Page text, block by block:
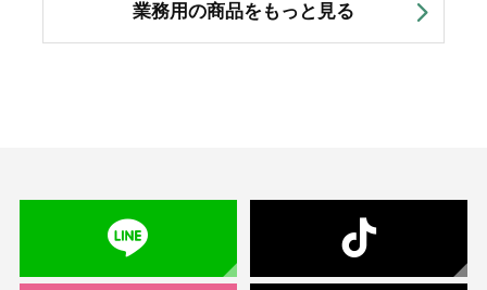
業務用の商品をもっと見る